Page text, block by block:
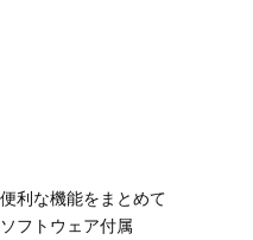
便利な機能をまとめて
ソフトウェア付属